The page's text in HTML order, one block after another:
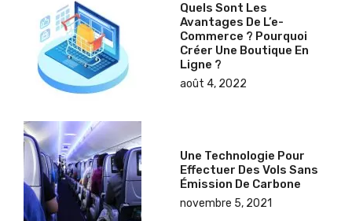
Quels Sont Les
Avantages De L’e-
Commerce ? Pourquoi
Créer Une Boutique En
Ligne ?
août 4, 2022
Une Technologie Pour
Effectuer Des Vols Sans
Émission De Carbone
novembre 5, 2021